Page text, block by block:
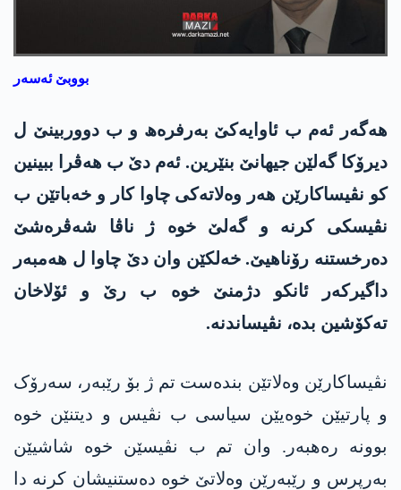
بووبێ ئەسەر
ھەگەر ئەم ب ئاوایەکێ بەرفرەھ و ب دووربینێ ل
دیرۆکا گەلێن جیھانێ بنێرین. ئەم دێ ب ھەڤرا ببینین
کو نڤیساکارێن ھەر وەلاتەکی چاوا کار و خەباتێن ب
نڤیسکی کرنە و گەلێ خوە ژ ناڤا شەڤرەشێ
دەرخستنە رۆناھیێ. خەلکێن وان دێ چاوا ل ھەمبەر
داگیرکەر ئانکو دژمنێ خوە ب رێ و ئۆلاخان
تەکۆشین بدە، نڤیساندنە.
نڤیساکارێن وەلاتێن بندەست تم ژ بۆ رێبەر، سەرۆک
و پارتیێن خوەیێن سیاسی ب نڤیس و دیتنێن خوە
بوونە رەھبەر. وان تم ب نڤیسێن خوە شاشیێن
بەرپرس و رێبەرێن وەلاتێ خوە دەستنیشان کرنە دا